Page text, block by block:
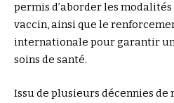
permis d’aborder les
vaccin, ainsi que le
internationale pour garantir
soins de santé.
Issu de plusieurs décennies de